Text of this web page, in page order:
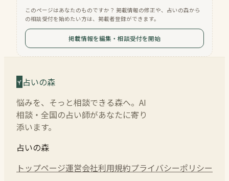
このページはあなたのものですか？ 掲載情報の修正や、占いの森から
の相談受付を始めたい方は、掲載者登録ができます。
掲載情報を編集・相談受付を開始
占いの森
悩みを、そっと相談できる森へ。AI
相談・全国の占い師があなたに寄り
添います。
占いの森
トップページ運営会社利用規約プライバシーポリシー